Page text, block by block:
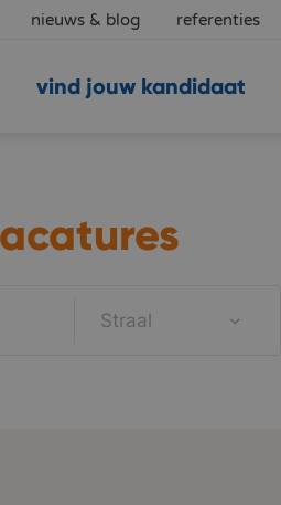
nieuws & blog referenties
vind jouw kandidaat
Straal